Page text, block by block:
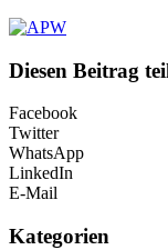
Diesen Beitrag
Facebook
Twitter
WhatsApp
LinkedIn
E-Mail
Kategorien